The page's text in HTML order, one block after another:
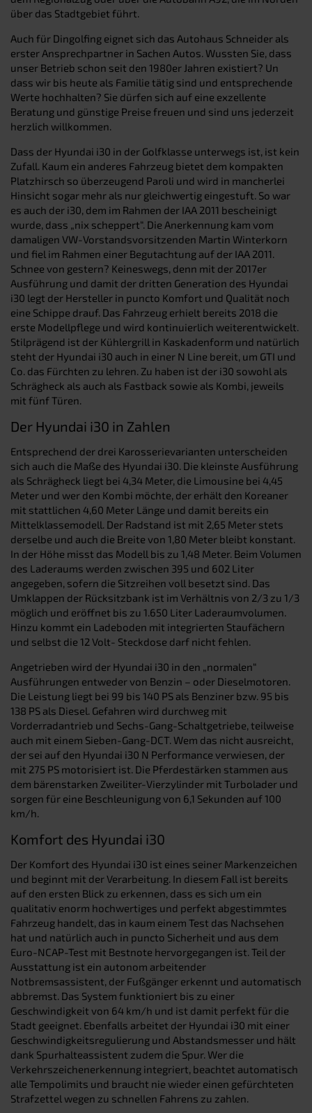
über das Stadtgebiet führt.
Auch für Dingolfing eignet sich das Autohaus Schneider als
erster Ansprechpartner in Sachen Autos. Wussten Sie, dass
unser Betrieb schon seit den 1980er Jahren existiert? Un
dass wir bis heute als Familie tätig sind und entsprechende
Werte hochhalten? Sie dürfen sich auf eine exzellente
Beratung und günstige Preise freuen und sind uns jederzeit
herzlich willkommen.
Dass der Hyundai i30 in der Golfklasse unterwegs ist, ist kein
Zufall. Kaum ein anderes Fahrzeug bietet dem kompakten
Platzhirsch so überzeugend Paroli und wird in mancherlei
Hinsicht sogar mehr als nur gleichwertig eingestuft. So war
es auch der i30, dem im Rahmen der IAA 2011 bescheinigt
wurde, dass „nix scheppert“. Die Anerkennung kam vom
damaligen VW-Vorstandsvorsitzenden Martin Winterkorn
und fiel im Rahmen einer Begutachtung auf der IAA 2011.
Schnee von gestern? Keineswegs, denn mit der 2017er
Ausführung und damit der dritten Generation des Hyundai
i30 legt der Hersteller in puncto Komfort und Qualität noch
eine Schippe drauf. Das Fahrzeug erhielt bereits 2018 die
erste Modellpflege und wird kontinuierlich weiterentwickelt.
Stilprägend ist der Kühlergrill in Kaskadenform und natürlich
steht der Hyundai i30 auch in einer N Line bereit, um GTI und
Co. das Fürchten zu lehren. Zu haben ist der i30 sowohl als
Schrägheck als auch als Fastback sowie als Kombi, jeweils
mit fünf Türen.
Der Hyundai i30 in Zahlen
Entsprechend der drei Karosserievarianten unterscheiden
sich auch die Maße des Hyundai i30. Die kleinste Ausführung
als Schrägheck liegt bei 4,34 Meter, die Limousine bei 4,45
Meter und wer den Kombi möchte, der erhält den Koreaner
mit stattlichen 4,60 Meter Länge und damit bereits ein
Mittelklassemodell. Der Radstand ist mit 2,65 Meter stets
derselbe und auch die Breite von 1,80 Meter bleibt konstant.
In der Höhe misst das Modell bis zu 1,48 Meter. Beim Volumen
des Laderaums werden zwischen 395 und 602 Liter
angegeben, sofern die Sitzreihen voll besetzt sind. Das
Umklappen der Rücksitzbank ist im Verhältnis von 2/3 zu 1/3
möglich und eröffnet bis zu 1.650 Liter Laderaumvolumen.
Hinzu kommt ein Ladeboden mit integrierten Staufächern
und selbst die 12 Volt- Steckdose darf nicht fehlen.
Angetrieben wird der Hyundai i30 in den „normalen“
Ausführungen entweder von Benzin – oder Dieselmotoren.
Die Leistung liegt bei 99 bis 140 PS als Benziner bzw. 95 bis
138 PS als Diesel. Gefahren wird durchweg mit
Vorderradantrieb und Sechs-Gang-Schaltgetriebe, teilweise
auch mit einem Sieben-Gang-DCT. Wem das nicht ausreicht,
der sei auf den Hyundai i30 N Performance verwiesen, der
mit 275 PS motorisiert ist. Die Pferdestärken stammen aus
dem bärenstarken Zweiliter-Vierzylinder mit Turbolader und
sorgen für eine Beschleunigung von 6,1 Sekunden auf 100
km/h.
Komfort des Hyundai i30
Der Komfort des Hyundai i30 ist eines seiner Markenzeichen
und beginnt mit der Verarbeitung. In diesem Fall ist bereits
auf den ersten Blick zu erkennen, dass es sich um ein
qualitativ enorm hochwertiges und perfekt abgestimmtes
Fahrzeug handelt, das in kaum einem Test das Nachsehen
hat und natürlich auch in puncto Sicherheit und aus dem
Euro-NCAP-Test mit Bestnote hervorgegangen ist. Teil der
Ausstattung ist ein autonom arbeitender
Notbremsassistent, der Fußgänger erkennt und automatisch
abbremst. Das System funktioniert bis zu einer
Geschwindigkeit von 64 km/h und ist damit perfekt für die
Stadt geeignet. Ebenfalls arbeitet der Hyundai i30 mit einer
Geschwindigkeitsregulierung und Abstandsmesser und hält
dank Spurhalteassistent zudem die Spur. Wer die
Verkehrszeichenerkennung integriert, beachtet automatisch
alle Tempolimits und braucht nie wieder einen gefürchteten
Strafzettel wegen zu schnellen Fahrens zu zahlen.